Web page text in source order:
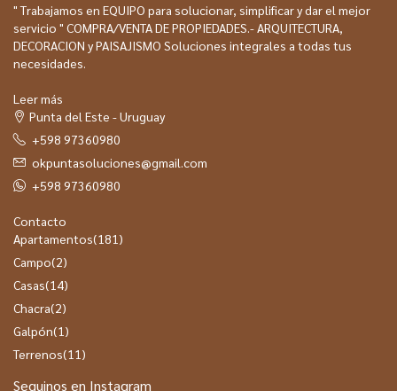
" Trabajamos en EQUIPO para solucionar, simplificar y dar el mejor
servicio " COMPRA/VENTA DE PROPIEDADES.- ARQUITECTURA,
DECORACION y PAISAJISMO Soluciones integrales a todas tus
necesidades.
Leer más
Punta del Este - Uruguay
+598 97360980
okpuntasoluciones@gmail.com
+598 97360980
Contacto
Apartamentos(181)
Campo(2)
Casas(14)
Chacra(2)
Galpón(1)
Terrenos(11)
Seguinos en Instagram